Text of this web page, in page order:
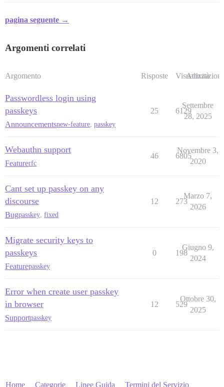
pagina seguente →
Argomenti correlati
Argomento Risposte Visualizzazioni
Attività
Passwordless login using
passkeys
Announcementsnew-feature, passkey
25 6129
Settembre
28, 2025
Webauthn support
Featurerfc
46 6805
Novembre 3,
2020
Cant set up passkey on any
discourse
Bugpasskey, fixed
12 273
Marzo 7,
2026
Migrate security keys to
passkeys
Featurepasskey
0 198
Giugno 9,
2024
Error when create user passkey
in browser
Supportpasskey
12 529
Ottobre 30,
2025
Home Categorie Linee Guida Termini del Servizio